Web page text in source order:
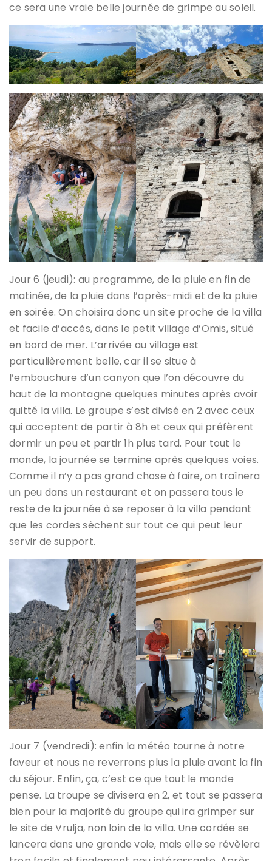
ce sera une vraie belle journée de grimpe au soleil.
Jour 6 (jeudi): au programme, de la pluie en fin de
matinée, de la pluie dans l’après-midi et de la pluie
en soirée. On choisira donc un site proche de la villa
et facile d’accès, dans le petit village d’Omis, situé
en bord de mer. L’arrivée au village est
particulièrement belle, car il se situe à
l’embouchure d’un canyon que l’on découvre du
haut de la montagne quelques minutes après avoir
quitté la villa. Le groupe s’est divisé en 2 avec ceux
qui acceptent de partir à 8h et ceux qui préfèrent
dormir un peu et partir 1h plus tard. Pour tout le
monde, la journée se termine après quelques voies.
Comme il n’y a pas grand chose à faire, on traînera
un peu dans un restaurant et on passera tous le
reste de la journée à se reposer à la villa pendant
que les cordes sèchent sur tout ce qui peut leur
servir de support.
Jour 7 (vendredi): enfin la météo tourne à notre
faveur et nous ne reverrons plus la pluie avant la fin
du séjour. Enfin, ça, c’est ce que tout le monde
pense. La troupe se divisera en 2, et tout se passera
bien pour la majorité du groupe qui ira grimper sur
le site de Vrulja, non loin de la villa. Une cordée se
lancera dans une grande voie, mais elle se révèlera